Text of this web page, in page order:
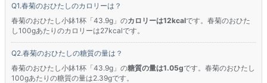
春菊のおひたしのカロリーは？
春菊のおひたし小鉢1杯「43.9g」のカロリーは12kcalです。春菊のおひた
し100gあたりのカロリーは27kcalです。
春菊のおひたしの糖質の量は？
春菊のおひたし小鉢1杯「43.9g」の糖質の量は1.05gです。春菊のおひたし
100gあたりの糖質の量は2.39gです。